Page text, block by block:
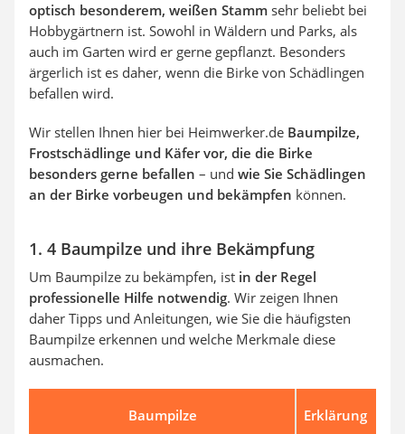
optisch besonderem, weißen Stamm sehr beliebt bei
Hobbygärtnern ist. Sowohl in Wäldern und Parks, als
auch im Garten wird er gerne gepflanzt. Besonders
ärgerlich ist es daher, wenn die Birke von Schädlingen
befallen wird.
Wir stellen Ihnen hier bei Heimwerker.de Baumpilze,
Frostschädlinge und Käfer vor, die die Birke
besonders gerne befallen – und wie Sie Schädlingen
an der Birke vorbeugen und bekämpfen können.
1. 4 Baumpilze und ihre Bekämpfung
Um Baumpilze zu bekämpfen, ist in der Regel
professionelle Hilfe notwendig. Wir zeigen Ihnen
daher Tipps und Anleitungen, wie Sie die häufigsten
Baumpilze erkennen und welche Merkmale diese
ausmachen.
Baumpilze Erklärung